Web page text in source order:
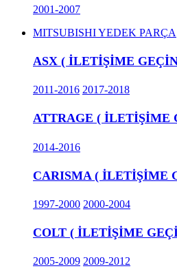
2001-2007
MITSUBISHI YEDEK PARÇA
ASX ( İLETİŞİME
2011-2016 2017-2018
ATTRAGE ( İLETİŞİME
2014-2016
CARISMA ( İLETİŞİME
1997-2000 2000-2004
COLT ( İLETİŞİME
2005-2009 2009-2012